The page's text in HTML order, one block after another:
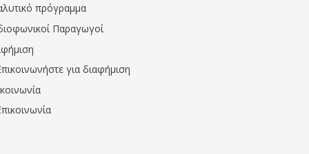
πρόγραμμα
Παραγωγοί
για διαφήμιση